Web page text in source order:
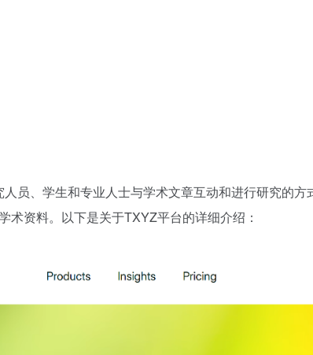
员、学生和专业人士与学术文章互动和进行研究的
资料。以下是关于TXYZ平台的详细介绍：